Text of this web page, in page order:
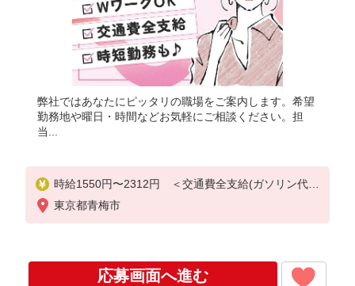
弊社ではあなたにピッタリの職場をご案内します。希望
勤務地や曜日・時間などお気軽にご相談ください。担
当...
時給1550円〜2312円 ＜交通費全支給(ガソリン代含
む)＞
東京都青梅市
応募画面へ進む